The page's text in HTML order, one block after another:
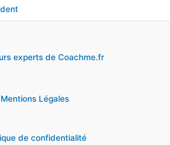
experts de Coachme.fr
Mentions Légales
de confidentialité